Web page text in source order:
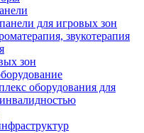
для игровых зон
звукотерапия
зон
оборудования для